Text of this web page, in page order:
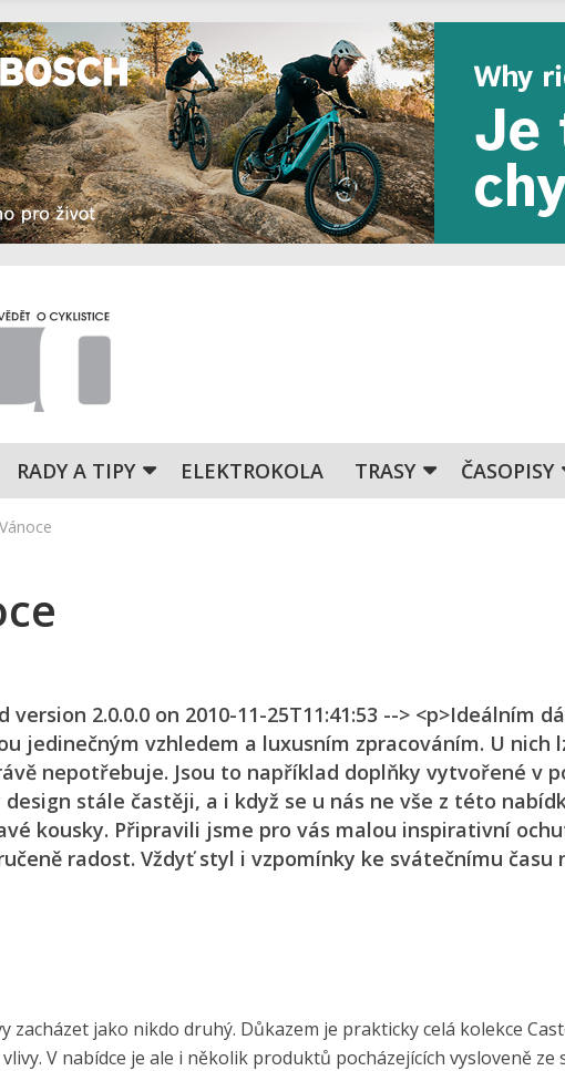
RADY A TIPY ELEKTROKOLA TRASY ČASOPISY
version 2.0.0.0 on 2010-11-25T11:41:53 --> <p>Ideálním
jedinečným vzhledem a luxusním zpracováním. U nich
nepotřebuje. Jsou to například doplňky vytvořené v
stále častěji, a i když se u nás ne vše z této
kousky. Připravili jsme pro vás malou inspirativní
radost. Vždyť styl i vzpomínky ke svátečnímu
zacházet jako nikdo druhý. Důkazem je prakticky celá kolekce
V nabídce je ale i několik produktů pocházejících vysloveně ze